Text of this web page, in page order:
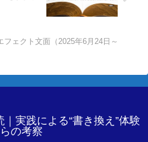
フェクト文面（2025年6月24日～
実践による“書き換え”体験
の考察